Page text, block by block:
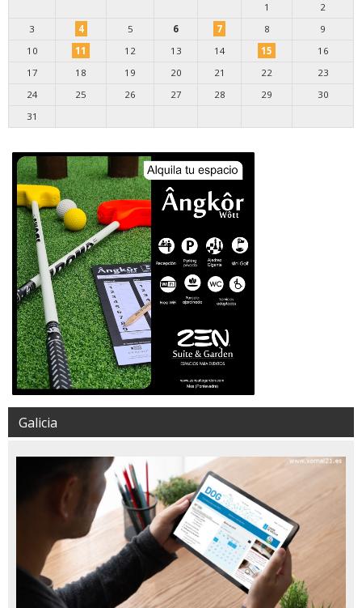
1
2
3
4 5 6 7 8
9
10
11 12 13 14 15
16
17
18 19 20 21 22
23
24
25 26 27 28 29
30
31
Galicia